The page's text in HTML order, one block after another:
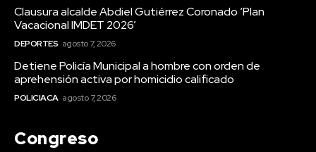
Clausura alcalde Abdiel Gutiérrez Coronado ‘Plan
Vacacional IMDET 2026’
DEPORTES agosto 7, 2026
Detiene Policía Municipal a hombre con orden de
aprehensión activa por homicidio calificado
POLICIACA agosto 7, 2026
Congreso